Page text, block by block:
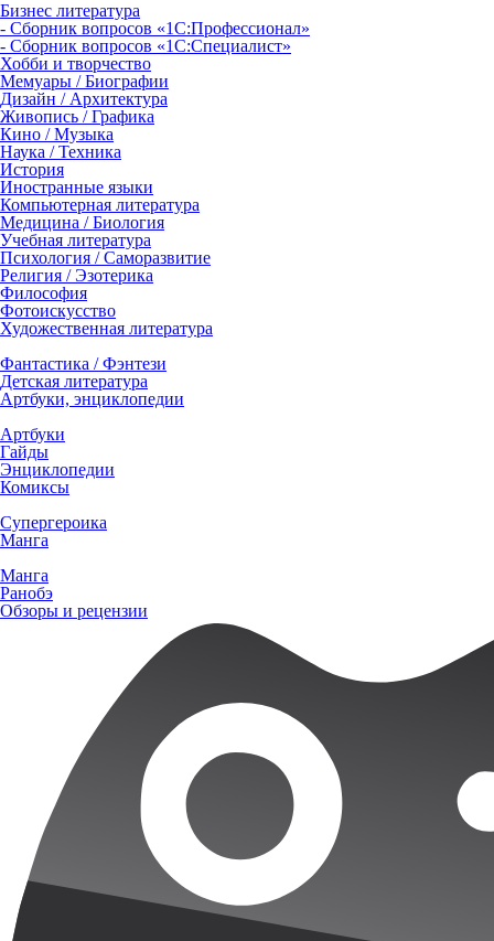
Бизнес литература
- Сборник вопросов «1С:Профессионал»
- Сборник вопросов «1С:Специалист»
Хобби и творчество
Мемуары / Биографии
Дизайн / Архитектура
Живопись / Графика
Кино / Музыка
Наука / Техника
История
Иностранные языки
Компьютерная литература
Медицина / Биология
Учебная литература
Психология / Саморазвитие
Религия / Эзотерика
Философия
Фотоискусство
Художественная литература
Фантастика / Фэнтези
Детская литература
Артбуки, энциклопедии
Артбуки
Гайды
Энциклопедии
Комиксы
Супергероика
Манга
Манга
Ранобэ
Обзоры и рецензии